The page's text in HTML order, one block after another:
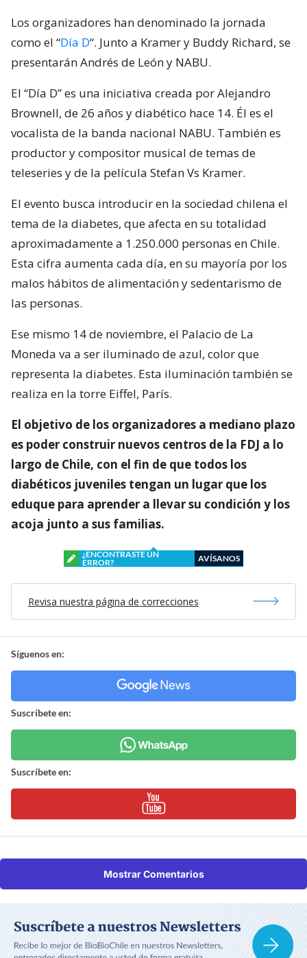
Los organizadores han denominado la jornada
como el “Día D“. Junto a Kramer y Buddy Richard, se
presentarán Andrés de León y NABU.
El “Día D” es una iniciativa creada por Alejandro
Brownell, de 26 años y diabético hace 14. Él es el
vocalista de la banda nacional NABU. También es
productor y compositor musical de temas de
teleseries y de la película Stefan Vs Kramer.
El evento busca introducir en la sociedad chilena el
tema de la diabetes, que afecta en su totalidad
aproximadamente a 1.250.000 personas en Chile.
Esta cifra aumenta cada día, en su mayoría por los
malos hábitos de alimentación y sedentarismo de
las personas.
Ese mismo 14 de noviembre, el Palacio de La
Moneda va a ser iluminado de azul, color que
representa la diabetes. Esta iluminación también se
realiza en la torre Eiffel, París.
El objetivo de los organizadores a mediano plazo
es poder construir nuevos centros de la FDJ a lo
largo de Chile, con el fin de que todos los
diabéticos juveniles tengan un lugar que los
eduque para aprender a llevar su condición y los
acoja junto a sus familias.
¿ENCONTRASTE UN
ERROR?
AVÍSANOS
Revisa nuestra página de correcciones
Síguenos en:
Suscríbete en:
Suscríbete en:
Mostrar Comentarios